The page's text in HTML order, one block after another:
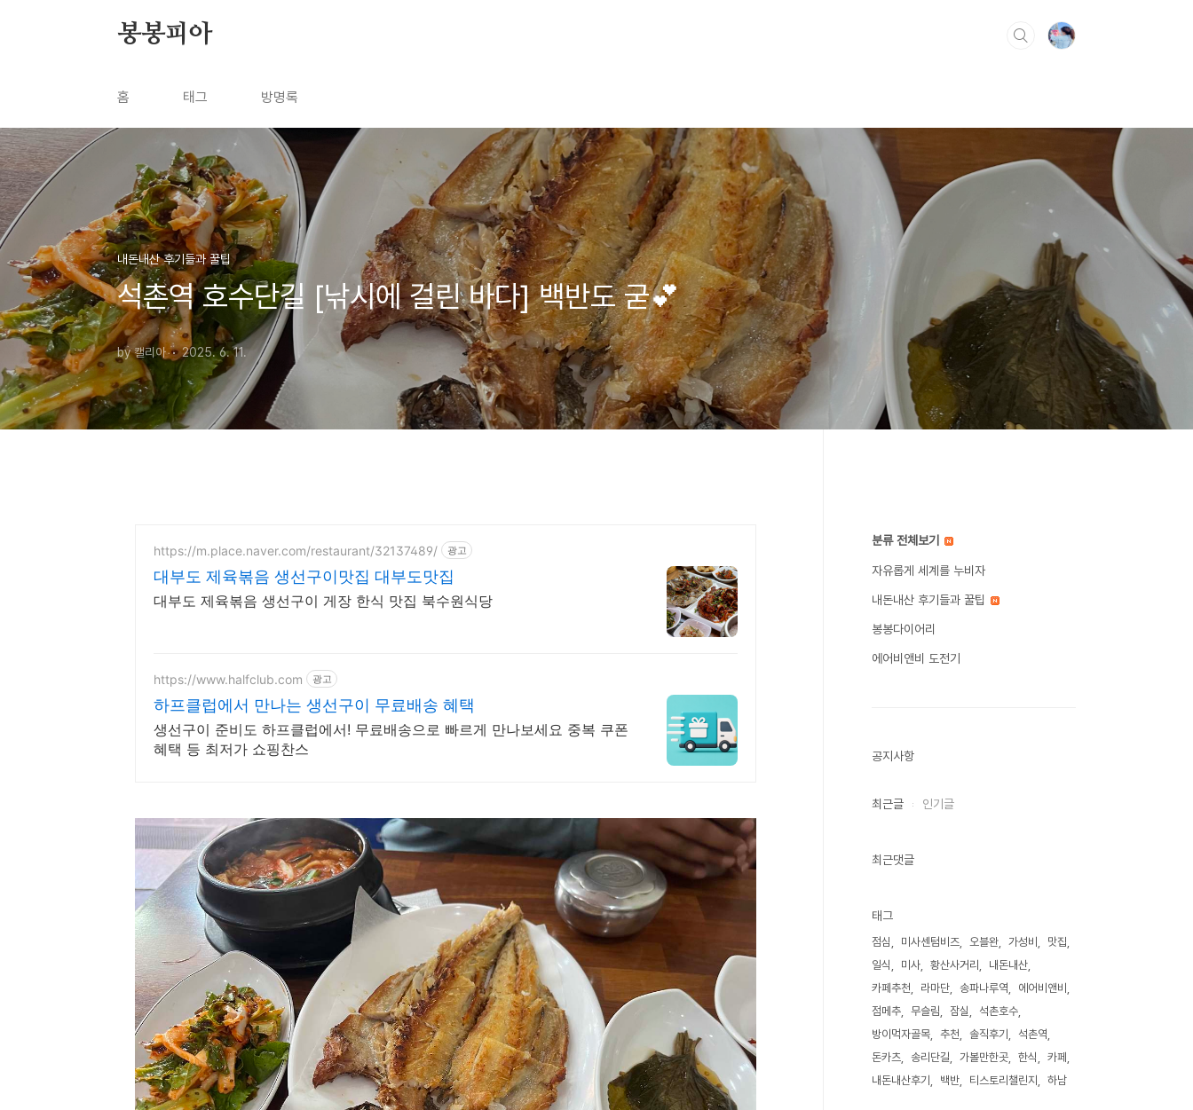
봉봉피아
홈 태그 방명록
내돈내산 후기들과 꿀팁
석촌역 호수단길 [낚시에 걸린 바다] 백반도 굳💕
by 캘리아 2025. 6. 11.
https://m.place.naver.com/restaurant/32137489/ 광고
대부도 제육볶음 생선구이맛집 대부도맛집
대부도 제육볶음 생선구이 게장 한식 맛집 북수원식당
https://www.halfclub.com 광고
하프클럽에서 만나는 생선구이 무료배송 혜택
생선구이 준비도 하프클럽에서! 무료배송으로 빠르게 만나보세요 중복 쿠폰
혜택 등 최저가 쇼핑찬스
분류 전체보기
자유롭게 세계를 누비자
내돈내산 후기들과 꿀팁
봉봉다이어리
에어비앤비 도전기
공지사항
최근글 인기글
최근댓글
태그
점심 미사센텀비즈 오블완 가성비
맛집
일식
미사 황산사거리
내돈내산
카페추천
라마단 송파나루역
에어비앤비
점메추
무슬림 잠실
석촌호수
방이먹자골목
추천 솔직후기
석촌역
돈카츠
송리단길 가볼만한곳 한식
카페
내돈내산후기
백반 티스토리챌린지 하남